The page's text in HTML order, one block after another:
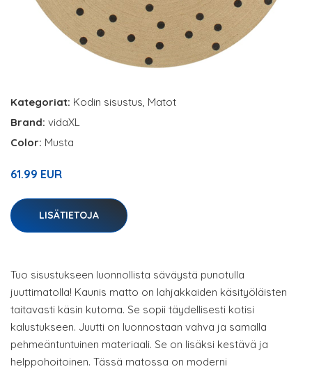
Kategoriat: Kodin sisustus, Matot
Brand: vidaXL
Color: Musta
61.99 EUR
LISÄTIETOJA
Tuo sisustukseen luonnollista säväystä punotulla
juuttimatolla! Kaunis matto on lahjakkaiden käsityöläisten
taitavasti käsin kutoma. Se sopii täydellisesti kotisi
kalustukseen. Juutti on luonnostaan vahva ja samalla
pehmeäntuntuinen materiaali. Se on lisäksi kestävä ja
helppohoitoinen. Tässä matossa on moderni